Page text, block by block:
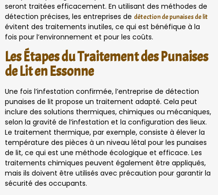
seront traitées efficacement. En utilisant des méthodes de
détection précises, les entreprises de détection de punaises de lit
évitent des traitements inutiles, ce qui est bénéfique à la
fois pour l’environnement et pour les coûts.
Les Étapes du Traitement des Punaises
de Lit en Essonne
Une fois l’infestation confirmée, l’entreprise de détection
punaises de lit propose un traitement adapté. Cela peut
inclure des solutions thermiques, chimiques ou mécaniques,
selon la gravité de l’infestation et la configuration des lieux.
Le traitement thermique, par exemple, consiste à élever la
température des pièces à un niveau létal pour les punaises
de lit, ce qui est une méthode écologique et efficace. Les
traitements chimiques peuvent également être appliqués,
mais ils doivent être utilisés avec précaution pour garantir la
sécurité des occupants.